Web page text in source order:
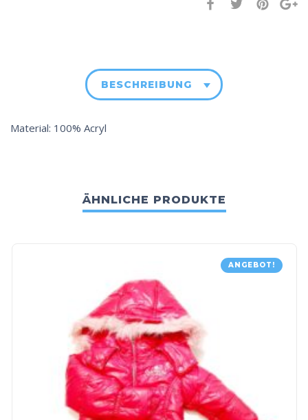
BESCHREIBUNG
Material: 100% Acryl
ÄHNLICHE PRODUKTE
ANGEBOT!